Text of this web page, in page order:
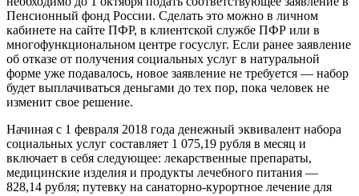
Пенсионный фонд России. Сделать это можно в личном
кабинете на сайте ПФР, в клиентской службе ПФР или в
многофункциональном центре госуслуг. Если ранее заявление
об отказе от получения социальных услуг в натуральной
форме уже подавалось, новое заявление не требуется — набор
будет выплачиваться деньгами до тех пор, пока человек не
изменит свое решение.
Начиная с 1 февраля 2018 года денежный эквивалент набора
социальных услуг составляет 1 075,19 рубля в месяц и
включает в себя следующее: лекарственные препараты,
медицинские изделия и продукты лечебного питания —
828,14 рубля; путевку на санаторно-курортное лечение для